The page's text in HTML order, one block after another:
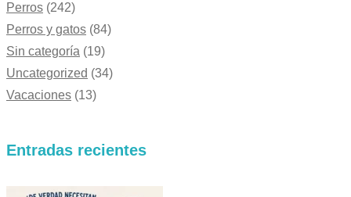
Perros (242)
Perros y gatos (84)
Sin categoría (19)
Uncategorized (34)
Vacaciones (13)
Entradas recientes